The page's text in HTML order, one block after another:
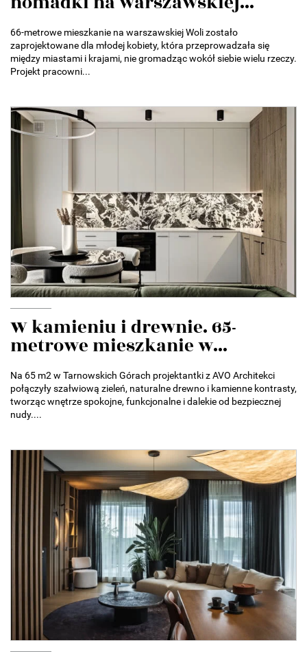
66-metrowe mieszkanie na warszawskiej Woli zostało
zaprojektowane dla młodej kobiety, która przeprowadzała się
między miastami i krajami, nie gromadząc wokół siebie wielu rzeczy.
Projekt pracowni...
W kamieniu i drewnie. 65-
metrowe mieszkanie w...
Na 65 m2 w Tarnowskich Górach projektantki z AVO Architekci
połączyły szałwiową zieleń, naturalne drewno i kamienne kontrasty,
tworząc wnętrze spokojne, funkcjonalne i dalekie od bezpiecznej
nudy....